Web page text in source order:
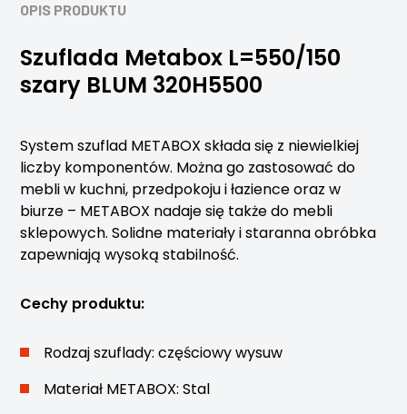
OPIS PRODUKTU
Szuflada Metabox L=550/150
szary BLUM 320H5500
System szuflad METABOX składa się z niewielkiej
liczby komponentów. Można go zastosować do
mebli w kuchni, przedpokoju i łazience oraz w
biurze – METABOX nadaje się także do mebli
sklepowych. Solidne materiały i staranna obróbka
zapewniają wysoką stabilność.
Cechy produktu:
Rodzaj szuflady: częściowy wysuw
Materiał METABOX: Stal